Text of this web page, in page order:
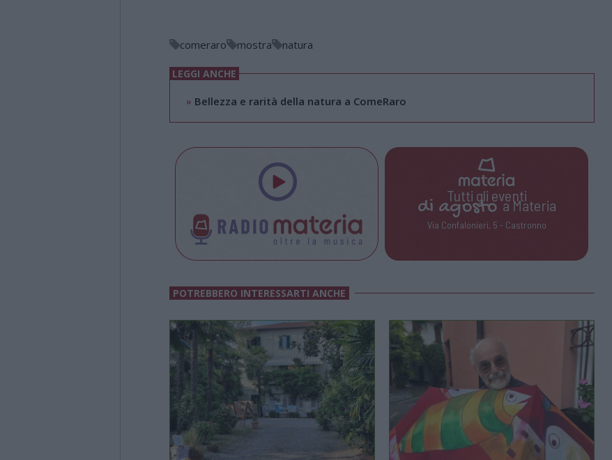
comeraro mostra natura
LEGGI ANCHE
» Bellezza e rarità della natura a ComeRaro
Tutti gli eventi
di agostoa Materia
Via Confalonieri, 5 - Castronno
POTREBBERO INTERESSARTI ANCHE